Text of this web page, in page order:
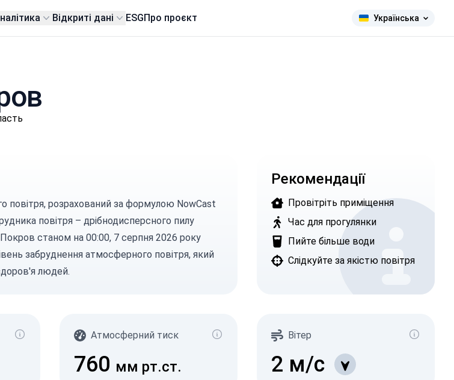
Відкриті дані ESGПро проєкт Українська
повітря, розрахований за формулою NowCast
повітря – дрібнодисперсного пилу
Покров станом на 00:00, 7 серпня 2026 року
забруднення атмосферного повітря, який
людей.
Рекомендації
Провітріть приміщення
Час для прогулянки
Пийте більше води
Слідкуйте за якістю повітря
Атмосферний тиск
760 мм рт.ст.
Вітер
2 м/с